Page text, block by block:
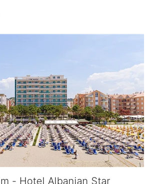
- Hotel Albanian Star